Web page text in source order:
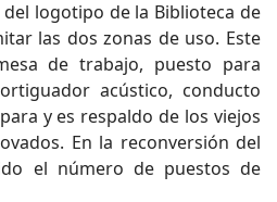
logotipo de la Biblioteca de
las dos zonas de uso. Este
de trabajo, puesto para
acústico, conducto
y es respaldo de los viejos
En la reconversión del
el número de puestos de